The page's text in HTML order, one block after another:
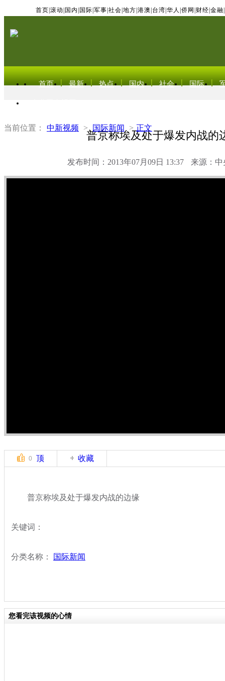
首页 滚动 国内 国际 军事 社会 地方 港澳 台湾 华人 侨网 财经 金融
首页 最新 热点 国内 社会 国际
当前位置： 中新视频 > 国际新闻 > 正文
普京称埃及处于爆发内战的
发布时间：2013年07月09日 13:37 来源：中
0 顶 收藏
普京称埃及处于爆发内战的边缘
关键词：
分类名称： 国际新闻
您看完该视频的心情